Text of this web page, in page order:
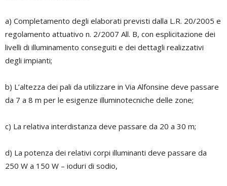
a) Completamento degli elaborati previsti dalla L.R. 20/2005 e
regolamento attuativo n. 2/2007 All. B, con esplicitazione dei
livelli di illuminamento conseguiti e dei dettagli realizzativi
degli impianti;
b) L’altezza dei pali da utilizzare in Via Alfonsine deve passare
da 7 a 8 m per le esigenze illuminotecniche delle zone;
c) La relativa interdistanza deve passare da 20 a 30 m;
d) La potenza dei relativi corpi illuminanti deve passare da
250 W a 150 W – ioduri di sodio,